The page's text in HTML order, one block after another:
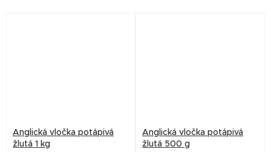
Anglická vločka potápivá
žlutá 1 kg
Anglická vločka potápivá
žlutá 500 g